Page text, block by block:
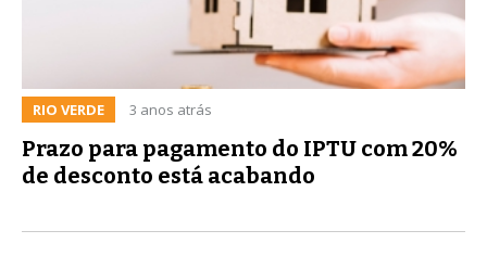
RIO VERDE 3 anos atrás
Prazo para pagamento do IPTU com 20%
de desconto está acabando